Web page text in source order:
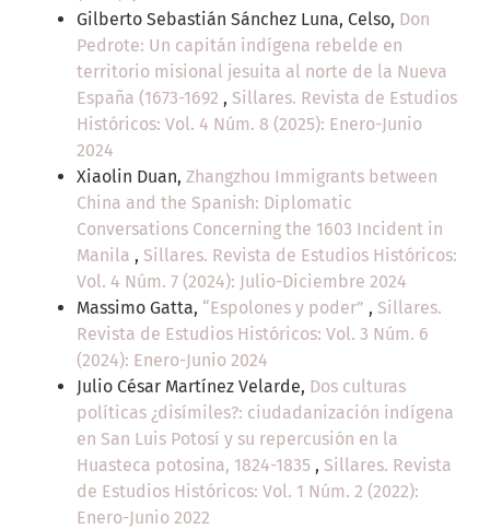
Gilberto Sebastián Sánchez Luna, Celso, Don
Pedrote: Un capitán indígena rebelde en
territorio misional jesuita al norte de la Nueva
España (1673-1692 , Sillares. Revista de Estudios
Históricos: Vol. 4 Núm. 8 (2025): Enero-Junio
2024
Xiaolin Duan, Zhangzhou Immigrants between
China and the Spanish: Diplomatic
Conversations Concerning the 1603 Incident in
Manila , Sillares. Revista de Estudios Históricos:
Vol. 4 Núm. 7 (2024): Julio-Diciembre 2024
Massimo Gatta, “Espolones y poder” , Sillares.
Revista de Estudios Históricos: Vol. 3 Núm. 6
(2024): Enero-Junio 2024
Julio César Martínez Velarde, Dos culturas
políticas ¿disímiles?: ciudadanización indígena
en San Luis Potosí y su repercusión en la
Huasteca potosina, 1824-1835 , Sillares. Revista
de Estudios Históricos: Vol. 1 Núm. 2 (2022):
Enero-Junio 2022